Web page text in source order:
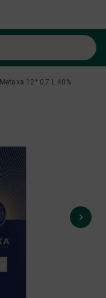
Metaxa 12* 0,7 L 40%